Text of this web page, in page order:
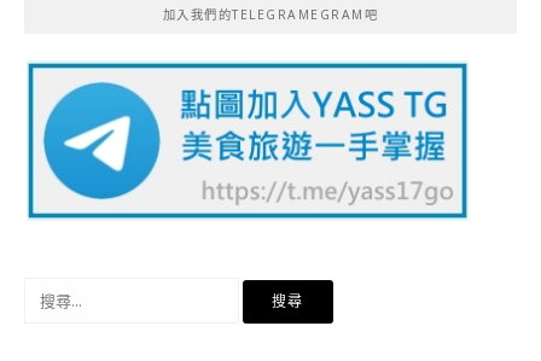
加入我們的TELEGRAMEGRAM吧